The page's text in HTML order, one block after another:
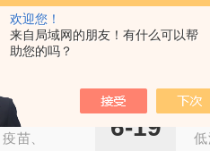
欢迎您！
来自局域网的朋友！有什么可以帮
助您的吗？
式设
提升
一次冲
操作
更轻
强的
支...
苗、
2025
6-19